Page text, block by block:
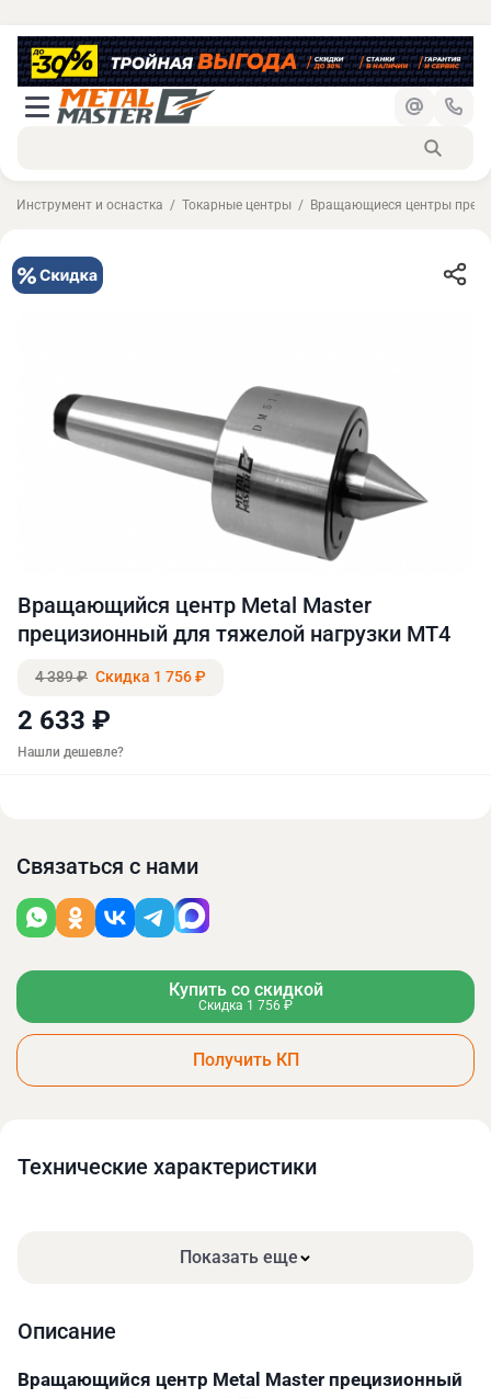
Инструмент и оснастка Токарные центры Вращающиеся центры
Вращающийся центр Metal Master
прецизионный для тяжелой нагрузки МТ4
4 389 ₽ Скидка 1 756 ₽
2 633 ₽
Нашли дешевле?
Связаться с нами
Купить со скидкой
Скидка 1 756 ₽
Получить КП
Технические xарактеристики
Показать еще
Описание
Вращающийся центр Metal Master прецизионный